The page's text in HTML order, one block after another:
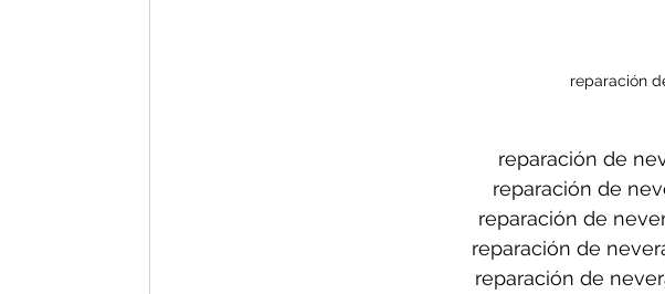
reparación
reparación de
reparación de
reparación de
reparación de
reparación de